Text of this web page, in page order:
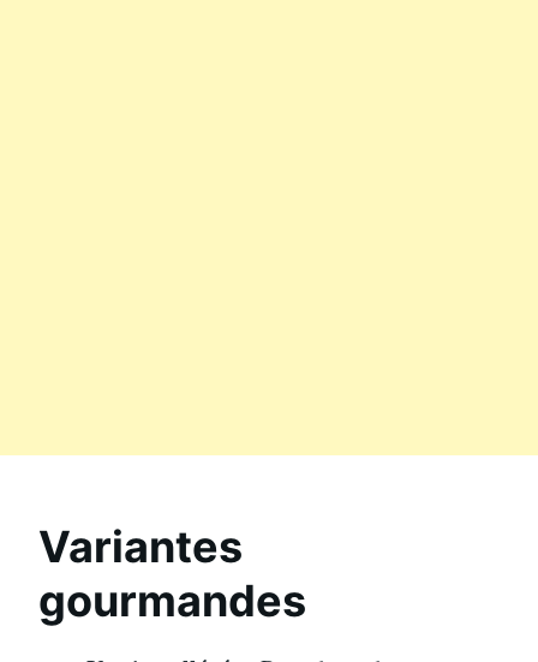
Variantes
gourmandes